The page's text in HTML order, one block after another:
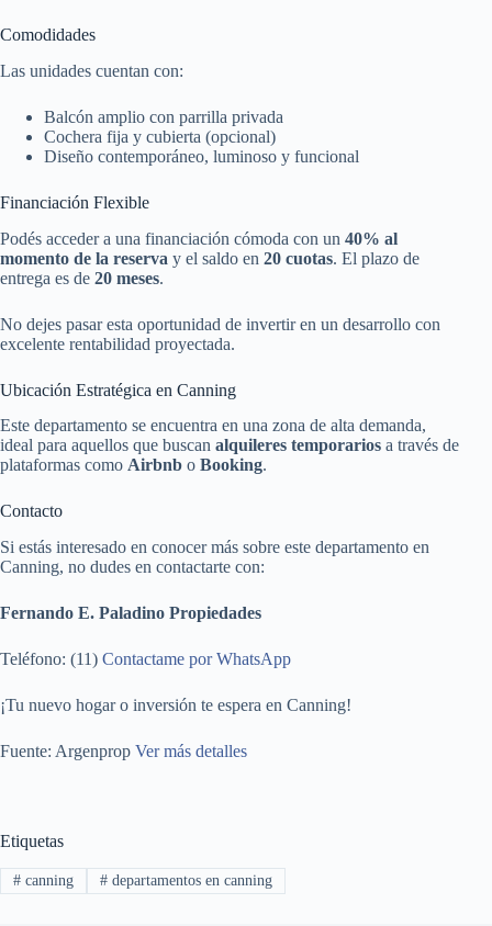
Comodidades
Las unidades cuentan con:
Balcón amplio con parrilla privada
Cochera fija y cubierta (opcional)
Diseño contemporáneo, luminoso y funcional
Financiación Flexible
Podés acceder a una financiación cómoda con un 40% al
momento de la reserva y el saldo en 20 cuotas. El plazo de
entrega es de 20 meses.
No dejes pasar esta oportunidad de invertir en un desarrollo con
excelente rentabilidad proyectada.
Ubicación Estratégica en Canning
Este departamento se encuentra en una zona de alta demanda,
ideal para aquellos que buscan alquileres temporarios a través de
plataformas como Airbnb o Booking.
Contacto
Si estás interesado en conocer más sobre este departamento en
Canning, no dudes en contactarte con:
Fernando E. Paladino Propiedades
Teléfono: (11) Contactame por WhatsApp
¡Tu nuevo hogar o inversión te espera en Canning!
Fuente: Argenprop Ver más detalles
Etiquetas
#canning #departamentos en canning